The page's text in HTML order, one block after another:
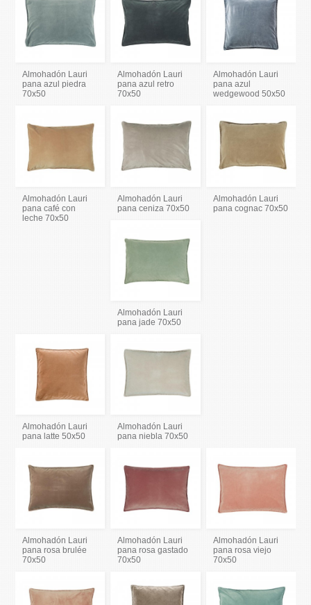
Almohadón Lauri
pana azul piedra
70x50
Almohadón Lauri
pana azul retro
70x50
Almohadón Lauri
pana azul
wedgewood 50x50
Almohadón Lauri
pana café con
leche 70x50
Almohadón Lauri
pana ceniza 70x50
Almohadón Lauri
pana cognac 70x50
Almohadón Lauri
pana jade 70x50
Almohadón Lauri
pana latte 50x50
Almohadón Lauri
pana niebla 70x50
Almohadón Lauri
pana rosa brulée
70x50
Almohadón Lauri
pana rosa gastado
70x50
Almohadón Lauri
pana rosa viejo
70x50